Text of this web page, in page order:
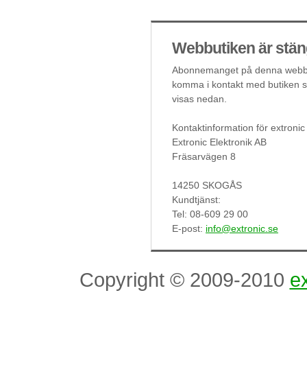
Webbutiken är
Abonnemanget på denna
komma i kontakt med butiken
visas nedan.
Kontaktinformation för extronic
Extronic Elektronik AB
Fräsarvägen 8
14250 SKOGÅS
Kundtjänst:
Tel: 08-609 29 00
E-post: info@extronic.se
Copyright © 2009-2010